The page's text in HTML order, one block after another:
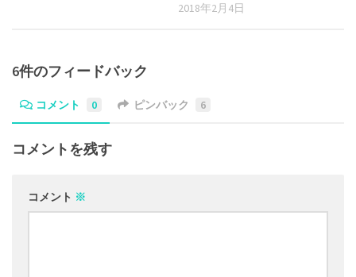
2018年2月4日
6件のフィードバック
コメント 0 ピンバック 6
コメントを残す
コメント ※